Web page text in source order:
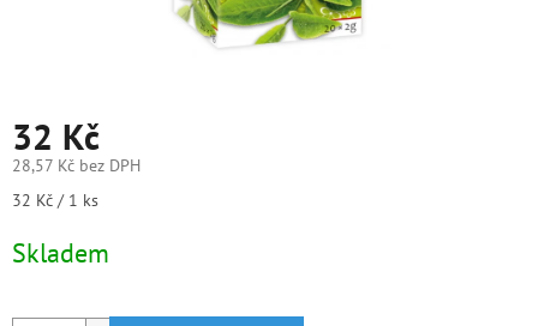
32 Kč
28,57 Kč bez DPH
Měrná
32 Kč / 1 ks
Skladem